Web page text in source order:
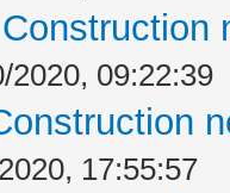
2020, 09:22:39
17:55:57